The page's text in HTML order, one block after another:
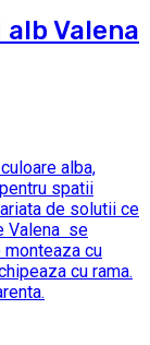
Valena
alba,
spatii
de solutii ce
Valena se
monteaza cu
cu rama.